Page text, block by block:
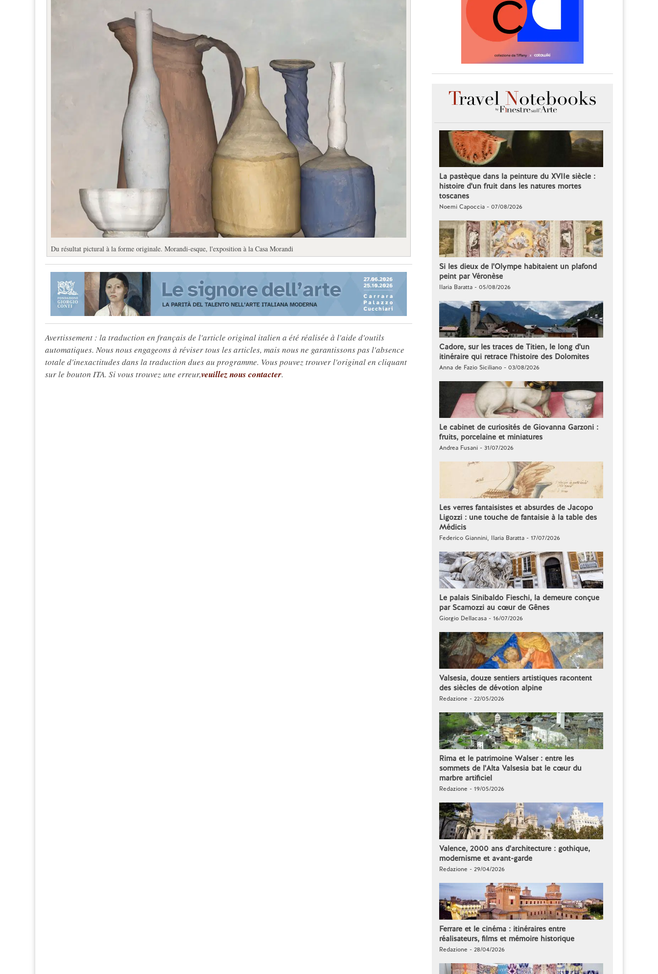
Du résultat pictural à la forme originale. Morandi-esque, l'exposition à la Casa Morandi
Avertissement : la traduction en français de l'article original italien a été réalisée à l'aide d'outils
automatiques. Nous nous engageons à réviser tous les articles, mais nous ne garantissons pas l'absence
totale d'inexactitudes dans la traduction dues au programme. Vous pouvez trouver l'original en cliquant
sur le bouton ITA. Si vous trouvez une erreur,veuillez nous contacter.
La pastèque dans la peinture du XVIIe siècle :
histoire d'un fruit dans les natures mortes
toscanes
Noemi Capoccia - 07/08/2026
Si les dieux de l'Olympe habitaient un plafond
peint par Véronèse
Ilaria Baratta - 05/08/2026
Cadore, sur les traces de Titien, le long d'un
itinéraire qui retrace l'histoire des Dolomites
Anna de Fazio Siciliano - 03/08/2026
Le cabinet de curiosités de Giovanna Garzoni :
fruits, porcelaine et miniatures
Andrea Fusani - 31/07/2026
Les verres fantaisistes et absurdes de Jacopo
Ligozzi : une touche de fantaisie à la table des
Médicis
Federico Giannini, Ilaria Baratta - 17/07/2026
Le palais Sinibaldo Fieschi, la demeure conçue
par Scamozzi au cœur de Gênes
Giorgio Dellacasa - 16/07/2026
Valsesia, douze sentiers artistiques racontent
des siècles de dévotion alpine
Redazione - 22/05/2026
Rima et le patrimoine Walser : entre les
sommets de l'Alta Valsesia bat le cœur du
marbre artificiel
Redazione - 19/05/2026
Valence, 2000 ans d'architecture : gothique,
modernisme et avant-garde
Redazione - 29/04/2026
Ferrare et le cinéma : itinéraires entre
réalisateurs, films et mémoire historique
Redazione - 28/04/2026